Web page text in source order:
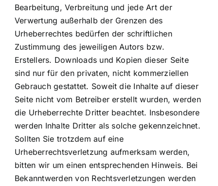
Bearbeitung, Verbreitung und jede Art der
Verwertung außerhalb der Grenzen des
Urheberrechtes bedürfen der schriftlichen
Zustimmung des jeweiligen Autors bzw.
Erstellers. Downloads und Kopien dieser Seite
sind nur für den privaten, nicht kommerziellen
Gebrauch gestattet. Soweit die Inhalte auf dieser
Seite nicht vom Betreiber erstellt wurden, werden
die Urheberrechte Dritter beachtet. Insbesondere
werden Inhalte Dritter als solche gekennzeichnet.
Sollten Sie trotzdem auf eine
Urheberrechtsverletzung aufmerksam werden,
bitten wir um einen entsprechenden Hinweis. Bei
Bekanntwerden von Rechtsverletzungen werden